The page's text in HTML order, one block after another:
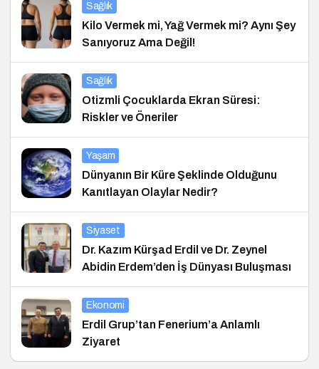
Sağlık
Kilo Vermek mi, Yağ Vermek mi? Aynı Şey
Sanıyoruz Ama Değil!
Sağlık
Otizmli Çocuklarda Ekran Süresi:
Riskler ve Öneriler
Yaşam
Dünyanın Bir Küre Şeklinde Olduğunu
Kanıtlayan Olaylar Nedir?
Siyaset
Dr. Kazım Kürşad Erdil ve Dr. Zeynel
Abidin Erdem’den İş Dünyası Buluşması
Ekonomi
Erdil Grup’tan Fenerium’a Anlamlı
Ziyaret